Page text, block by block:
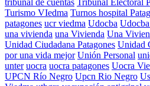
tribunal de cuentas Tribunal Electoral
Turismo VIedma Turnos hospital
patagones ucr viedma Udocba
una vivienda una Vivienda Una
Unidad Ciudadana Patagones Unidad
por una vida mejor Unión Personal
unter uocra uocra patagones Uocra
UPCN Río Negro Upcn Rio Negro